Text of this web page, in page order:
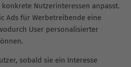
Nutzerinteressen anpasst.
Ads für Werbetreibende eine
User personalisierter
sobald sie ein Interesse